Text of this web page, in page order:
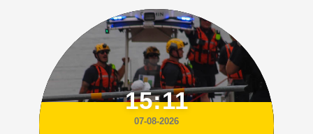
15:11
07-08-2026